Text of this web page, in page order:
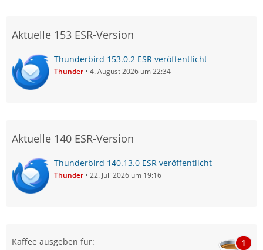
Aktuelle 153 ESR-Version
Thunderbird 153.0.2 ESR veröffentlicht
Thunder 4. August 2026 um 22:34
Aktuelle 140 ESR-Version
Thunderbird 140.13.0 ESR veröffentlicht
Thunder 22. Juli 2026 um 19:16
Kaffee ausgeben für: 1